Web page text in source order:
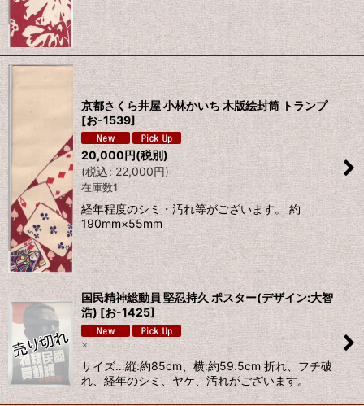
京都さくら井屋 小林かいち 木版絵封筒 トランプ
[お-1539]
20,000円(税別)
(税込: 22,000円)
在庫数1
経年程度のシミ・汚れ等がございます。 約
190mm×55mm
国民精神総動員 堅忍持久 ポスター(デザイン:大智
浩) [お-1425]
×
サイズ…縦:約85cm、横:約59.5cm 折れ、フチ破
れ、経年のシミ、ヤケ、汚れがございます。